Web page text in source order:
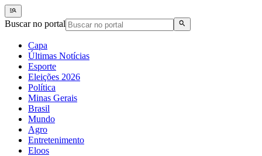
Buscar no portal
Capa
Últimas Notícias
Esporte
Eleições 2026
Política
Minas Gerais
Brasil
Mundo
Agro
Entretenimento
Eloos